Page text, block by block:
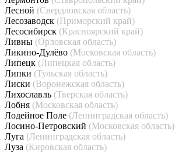
Лесной (Свердловская область)
Лесозаводск (Приморский край)
Лесосибирск (Красноярский край)
Ливны (Орловская область)
Ликино-Дулёво (Московская область)
Липецк (Липецкая область)
Липки (Тульская область)
Лиски (Воронежская область)
Лихославль (Тверская область)
Лобня (Московская область)
Лодейное Поле (Ленинградская область)
Лосино-Петровский (Московская область)
Луга (Ленинградская область)
Луза (Кировская область)